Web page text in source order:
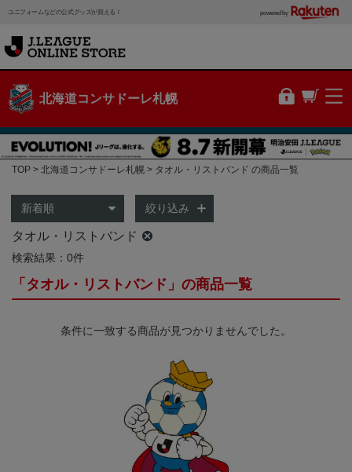
ユニフォームなどの公式グッズが買える！ powered by
北海道コンサドーレ札幌
TOP 北海道コンサドーレ札幌 タオル・リストバンド の商品一覧
絞り込み
タオル・リストバンド
検索結果：0件
「タオル・リストバンド」の商品一覧
条件に一致する商品が見つかりませんでした。